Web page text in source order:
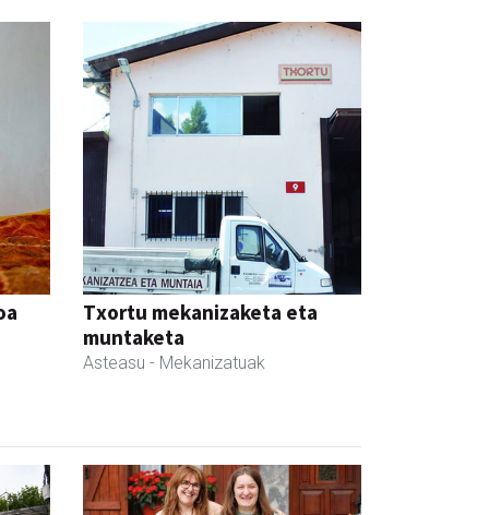
Txortu mekanizaketa eta
muntaketa
Asteasu - Mekanizatuak